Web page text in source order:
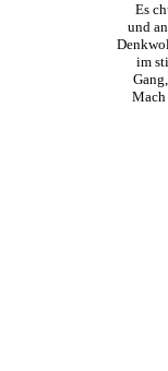
Es
und
im
Mach